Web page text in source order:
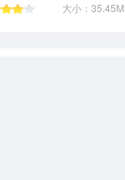
大小：